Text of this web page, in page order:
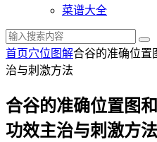
菜谱大全
首页穴位图解合谷的准确位置
治与刺激方法
合谷的准确位置图
功效主治与刺激方法